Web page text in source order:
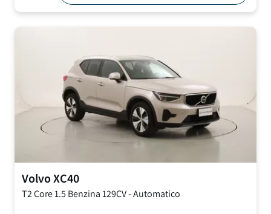
VolvoXC40
T2 Core1.5 Benzina 129CV-Automatico